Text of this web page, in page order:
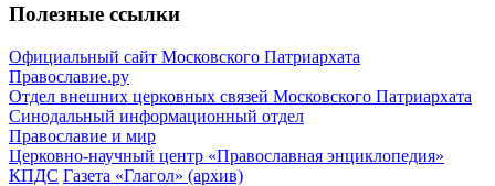
Полезные ссылки
Официальный сайт Московского Патриархата
Православие.ру
Отдел внешних церковных связей Московского Патриархата
Синодальный информационный отдел
Православие и мир
Церковно-научный центр «Православная энциклопедия»
КПДС Газета «Глагол» (архив)